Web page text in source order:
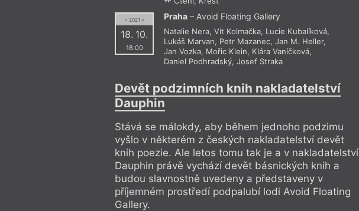
= 2021 =
18. 10.
18:00
Praha – Avoid Floating Gallery
Natalie Nera,Vít Kolmačka, Lucie Kubalíková,
Lukáš Marvan, Petr Mazanec,Jan M. Heller,
Jan Vozka, Mořic Klein, Klára Vaníčková,
Daniel Podhradský,Josef Straka
Devět podzimních knih nakladatelství
Dauphin
Stává se málokdy, aby během jednoho podzimu
vyšlo v některém z českých nakladatelství devět
knih poezie. Ale letos tomu tak je a v nakladatelství
Dauphin právě vychází devět básnických knih a
budou slavnostně uvedeny a představeny v
příjemném prostředí podpalubí lodi Avoid Floating
Gallery.